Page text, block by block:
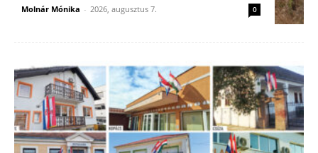
Molnár Mónika - 2026, augusztus 7. 0